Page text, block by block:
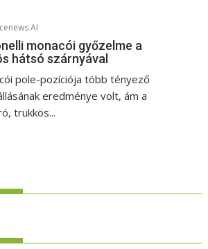
AI
monacói győzelme a
hátsó szárnyával
pole-pozíciója több tényező
eredménye volt, ám a
trükkös...